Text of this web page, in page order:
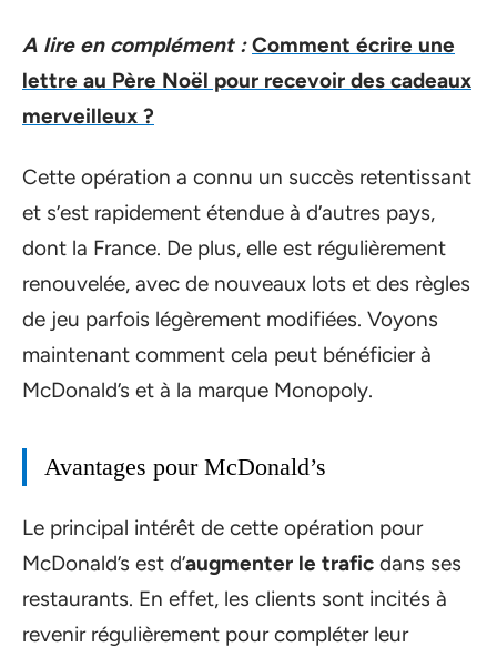
A lire en complément : Comment écrire une
lettre au Père Noël pour recevoir des cadeaux
merveilleux ?
Cette opération a connu un succès retentissant
et s’est rapidement étendue à d’autres pays,
dont la France. De plus, elle est régulièrement
renouvelée, avec de nouveaux lots et des règles
de jeu parfois légèrement modifiées. Voyons
maintenant comment cela peut bénéficier à
McDonald’s et à la marque Monopoly.
Avantages pour McDonald’s
Le principal intérêt de cette opération pour
McDonald’s est d’augmenter le trafic dans ses
restaurants. En effet, les clients sont incités à
revenir régulièrement pour compléter leur